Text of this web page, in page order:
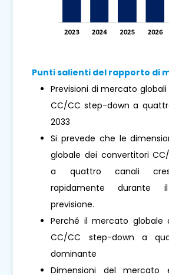
Punti salienti del rapporto di
Previsioni di mercato
CC/CC step-down a
2033
Si prevede che le
globale dei convertitori
a quattro canali
rapidamente durante
previsione.
Perché il mercato globale
CC/CC step-down a
dominante
Dimensioni del mercato